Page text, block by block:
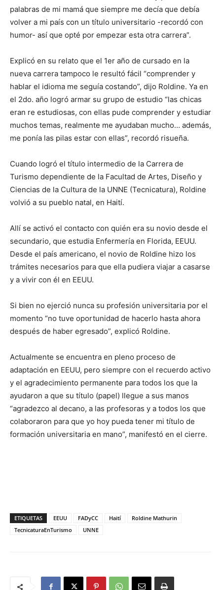
palabras de mi mamá que siempre me decía que debía
volver a mi país con un título universitario -recordó con
humor- así que opté por empezar esta otra carrera”.
Explicó en su relato que el 1er año de cursado en la
nueva carrera tampoco le resultó fácil “comprender y
hablar el idioma me seguía costando”, dijo Roldine. Ya en
el 2do. año logró armar su grupo de estudio “las chicas
eran re estudiosas, con ellas pude comprender y estudiar
muchos temas, realmente me ayudaban mucho… además,
me ponía las pilas estar con ellas”, recordó risueña.
Cuando logró el título intermedio de la Carrera de
Turismo dependiente de la Facultad de Artes, Diseño y
Ciencias de la Cultura de la UNNE (Tecnicatura), Roldine
volvió a su pueblo natal, en Haití.
Allí se activó el contacto con quién era su novio desde el
secundario, que estudia Enfermería en Florida, EEUU.
Desde el país americano, el novio de Roldine hizo los
trámites necesarios para que ella pudiera viajar a casarse
y a vivir con él en EEUU.
Si bien no ejerció nunca su profesión universitaria por el
momento “no tuve oportunidad de hacerlo hasta ahora
después de haber egresado”, explicó Roldine.
Actualmente se encuentra en pleno proceso de
adaptación en EEUU, pero siempre con el recuerdo activo
y el agradecimiento permanente para todos los que la
ayudaron a que su título (papel) llegue a sus manos
“agradezco al decano, a las profesoras y a todos los que
colaboraron para que yo hoy pueda tener mi título de
formación universitaria en mano”, manifestó en el cierre.
ETIQUETAS EEUU FADyCC Haití
Roldine Mathurin
TecnicaturaEnTurismo
UNNE